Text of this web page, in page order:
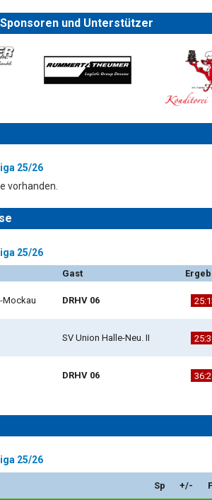
Sponsoren und Unterstützer
25/26
vorhanden.
25/26
Gast
Mockau DRHV 06
SV Union Halle-Neu. II
DRHV 06
25/26
Sp +/-